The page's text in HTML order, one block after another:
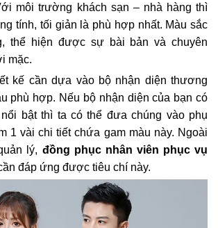
môi trường khách sạn – nhà hàng thì
tính, tối giản là phù hợp nhất. Màu sắc
thể hiện được sự bài bản và chuyên
mặc.
kế cần dựa vào bộ nhận diện thương
phù hợp. Nếu bộ nhận diện của bạn có
bật thì ta có thể đưa chúng vào phụ
1 vài chi tiết chứa gam màu này. Ngoài
lý, đồng phục nhân viên phục vụ
đáp ứng được tiêu chí này.